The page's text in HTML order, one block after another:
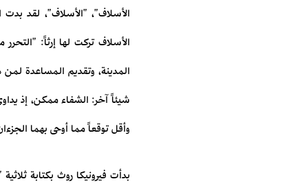
الأسلاف"، "الأسلاف"، لقد
الأسلاف تركت لها إرثاً:
المدينة، وتقديم المساعدة
شيئاً آخر: الشفاء ممكن، إذ
وأقل توقعاً مما أوحى بهما
بدأت فيرونيكا روث بكتابة